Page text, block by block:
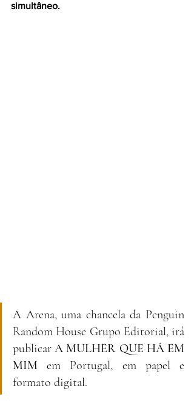
simultâneo.
A Arena, uma chancela da Penguin
Random House Grupo Editorial, irá
publicar A MULHER QUE HÁ EM
MIM em Portugal, em papel e
formato digital.